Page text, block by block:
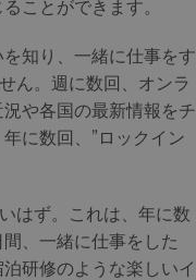
ことができます。
知り、一緒に仕事をす
ん。週に数回、オンラ
や各国の最新情報をチ
に数回、”ロックイン
はず。これは、年に数
、一緒に仕事をした
研修のような楽しいイ